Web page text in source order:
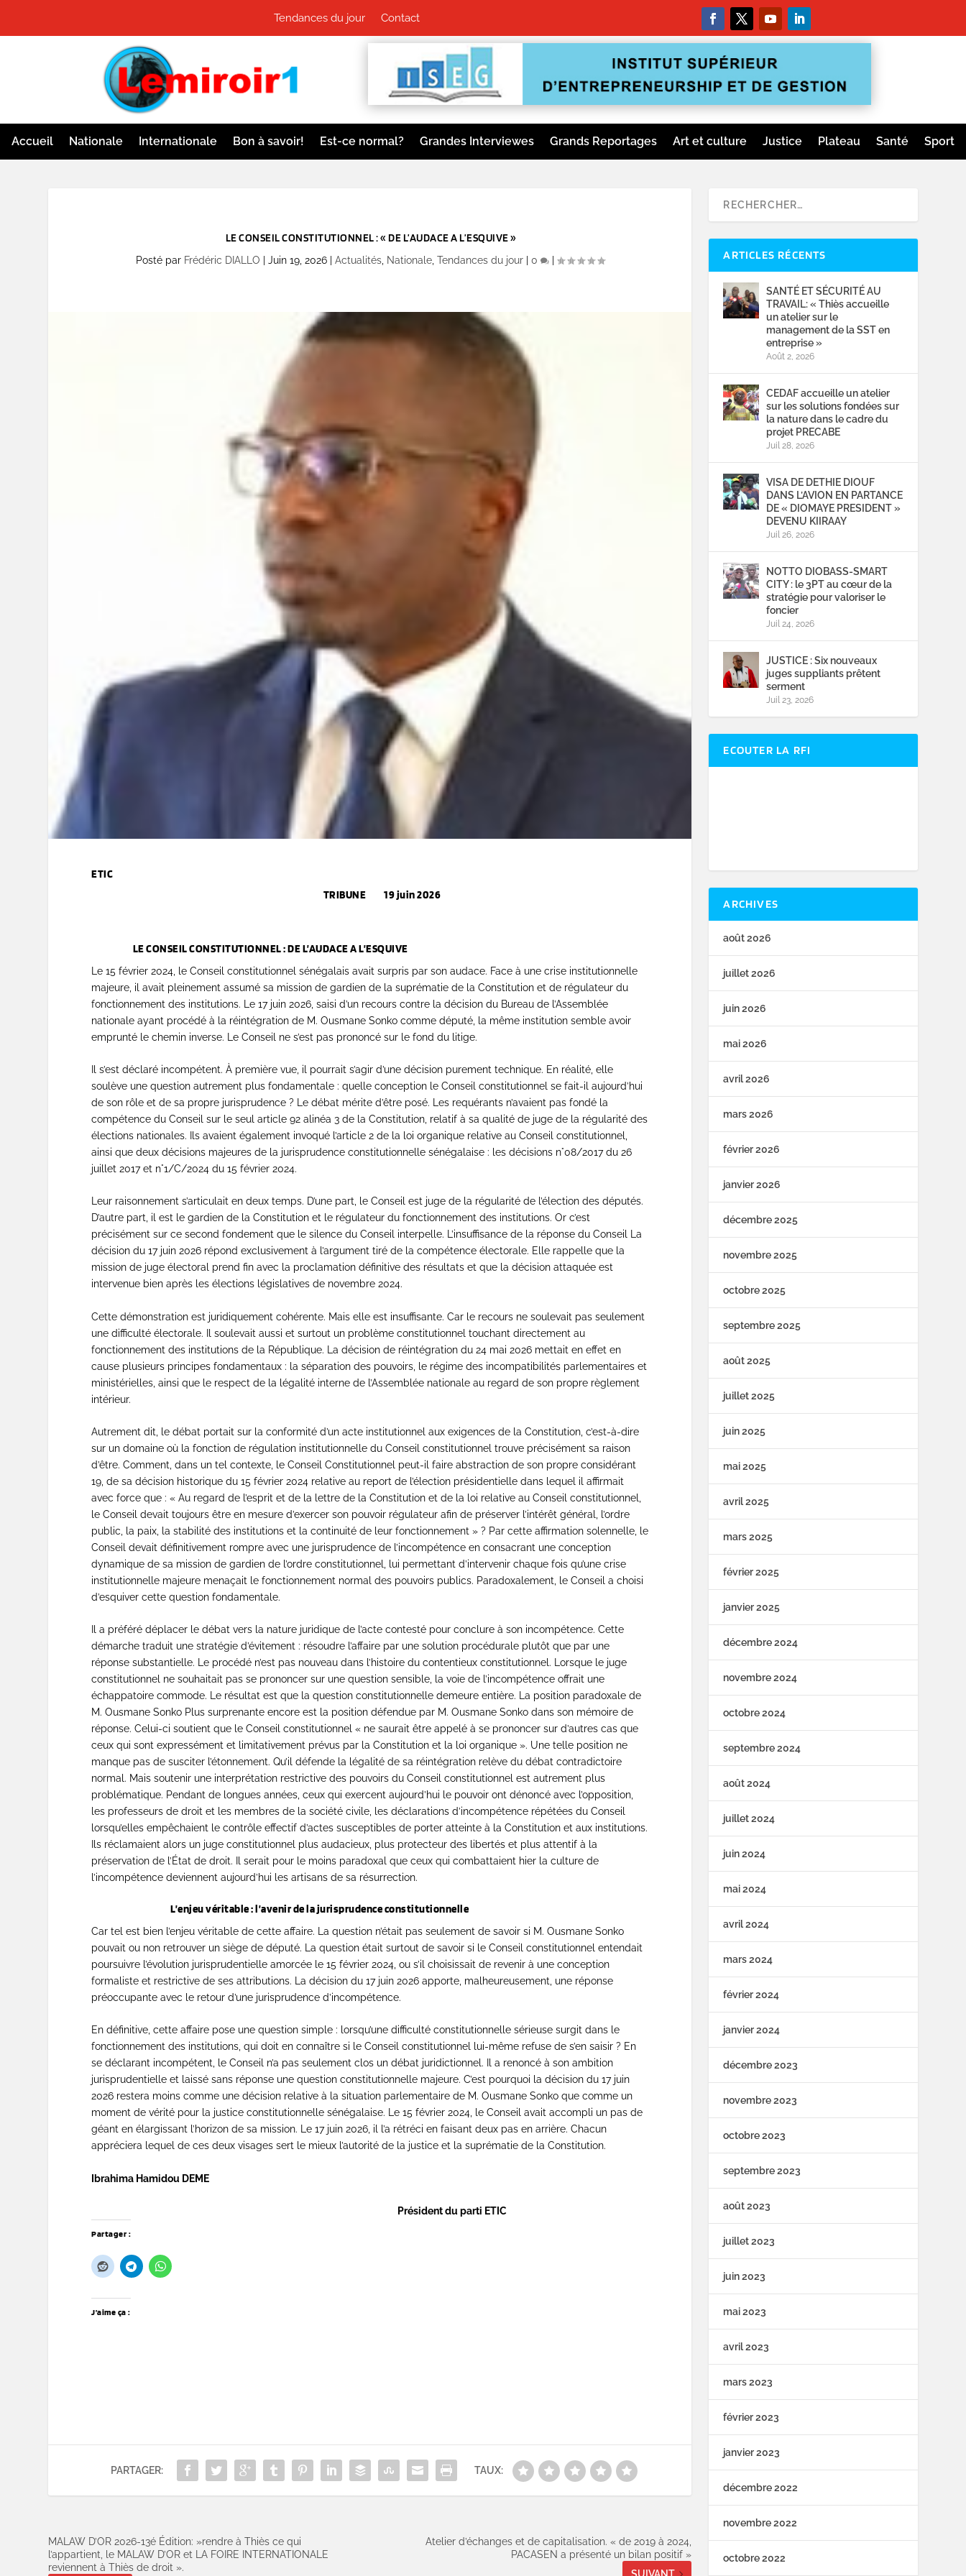
Tendances du jour Contact
Accueil Nationale Internationale Bon à savoir! Est-ce normal? Grandes Interviewes Grands Reportages Art et culture Justice Plateau Santé Sport
LE CONSEIL CONSTITUTIONNEL : « DE L’AUDACE A L’ESQUIVE »
Posté par Frédéric DIALLO Juin 19, 2026| Actualités, Nationale, Tendances du jour| 0 |
ETIC
TRIBUNE
19 juin 2026
LE CONSEIL CONSTITUTIONNEL : DE L’AUDACE A L’ESQUIVE
Le 15 février 2024, le Conseil constitutionnel sénégalais avait surpris par son audace. Face à une crise institutionnelle
majeure, il avait pleinement assumé sa mission de gardien de la suprématie de la Constitution et de régulateur du
fonctionnement des institutions. Le 17 juin 2026, saisi d’un recours contre la décision du Bureau de l’Assemblée
nationale ayant procédé à la réintégration de M. Ousmane Sonko comme député, la même institution semble avoir
emprunté le chemin inverse. Le Conseil ne s’est pas prononcé sur le fond du litige.
Il s’est déclaré incompétent. À première vue, il pourrait s’agir d’une décision purement technique. En réalité, elle
soulève une question autrement plus fondamentale : quelle conception le Conseil constitutionnel se fait-il aujourd’hui
de son rôle et de sa propre jurisprudence ? Le débat mérite d’être posé. Les requérants n’avaient pas fondé la
compétence du Conseil sur le seul article 92 alinéa 3 de la Constitution, relatif à sa qualité de juge de la régularité des
élections nationales. Ils avaient également invoqué l’article 2 de la loi organique relative au Conseil constitutionnel,
ainsi que deux décisions majeures de la jurisprudence constitutionnelle sénégalaise : les décisions n°08/2017 du 26
juillet 2017 et n°1/C/2024 du 15 février 2024.
Leur raisonnement s’articulait en deux temps. D’une part, le Conseil est juge de la régularité de l’élection des députés.
D’autre part, il est le gardien de la Constitution et le régulateur du fonctionnement des institutions. Or c’est
précisément sur ce second fondement que le silence du Conseil interpelle. L’insuffisance de la réponse du Conseil La
décision du 17 juin 2026 répond exclusivement à l’argument tiré de la compétence électorale. Elle rappelle que la
mission de juge électoral prend fin avec la proclamation définitive des résultats et que la décision attaquée est
intervenue bien après les élections législatives de novembre 2024.
Cette démonstration est juridiquement cohérente. Mais elle est insuffisante. Car le recours ne soulevait pas seulement
une difficulté électorale. Il soulevait aussi et surtout un problème constitutionnel touchant directement au
fonctionnement des institutions de la République. La décision de réintégration du 24 mai 2026 mettait en effet en
cause plusieurs principes fondamentaux : la séparation des pouvoirs, le régime des incompatibilités parlementaires et
ministérielles, ainsi que le respect de la légalité interne de l’Assemblée nationale au regard de son propre règlement
intérieur.
Autrement dit, le débat portait sur la conformité d’un acte institutionnel aux exigences de la Constitution, c’est-à-dire
sur un domaine où la fonction de régulation institutionnelle du Conseil constitutionnel trouve précisément sa raison
d’être. Comment, dans un tel contexte, le Conseil Constitutionnel peut-il faire abstraction de son propre considérant
19, de sa décision historique du 15 février 2024 relative au report de l’élection présidentielle dans lequel il affirmait
avec force que : « Au regard de l’esprit et de la lettre de la Constitution et de la loi relative au Conseil constitutionnel,
le Conseil devait toujours être en mesure d’exercer son pouvoir régulateur afin de préserver l’intérêt général, l’ordre
public, la paix, la stabilité des institutions et la continuité de leur fonctionnement » ? Par cette affirmation solennelle, le
Conseil devait définitivement rompre avec une jurisprudence de l’incompétence en consacrant une conception
dynamique de sa mission de gardien de l’ordre constitutionnel, lui permettant d’intervenir chaque fois qu’une crise
institutionnelle majeure menaçait le fonctionnement normal des pouvoirs publics. Paradoxalement, le Conseil a choisi
d’esquiver cette question fondamentale.
Il a préféré déplacer le débat vers la nature juridique de l’acte contesté pour conclure à son incompétence. Cette
démarche traduit une stratégie d’évitement : résoudre l’affaire par une solution procédurale plutôt que par une
réponse substantielle. Le procédé n’est pas nouveau dans l’histoire du contentieux constitutionnel. Lorsque le juge
constitutionnel ne souhaitait pas se prononcer sur une question sensible, la voie de l’incompétence offrait une
échappatoire commode. Le résultat est que la question constitutionnelle demeure entière. La position paradoxale de
M. Ousmane Sonko Plus surprenante encore est la position défendue par M. Ousmane Sonko dans son mémoire de
réponse. Celui-ci soutient que le Conseil constitutionnel « ne saurait être appelé à se prononcer sur d’autres cas que
ceux qui sont expressément et limitativement prévus par la Constitution et la loi organique ». Une telle position ne
manque pas de susciter l’étonnement. Qu’il défende la légalité de sa réintégration relève du débat contradictoire
normal. Mais soutenir une interprétation restrictive des pouvoirs du Conseil constitutionnel est autrement plus
problématique. Pendant de longues années, ceux qui exercent aujourd’hui le pouvoir ont dénoncé avec l’opposition,
les professeurs de droit et les membres de la société civile, les déclarations d’incompétence répétées du Conseil
lorsqu’elles empêchaient le contrôle effectif d’actes susceptibles de porter atteinte à la Constitution et aux institutions.
Ils réclamaient alors un juge constitutionnel plus audacieux, plus protecteur des libertés et plus attentif à la
préservation de l’État de droit. Il serait pour le moins paradoxal que ceux qui combattaient hier la culture de
l’incompétence deviennent aujourd’hui les artisans de sa résurrection.
L’enjeu véritable : l’avenir de la jurisprudence constitutionnelle
Car tel est bien l’enjeu véritable de cette affaire. La question n’était pas seulement de savoir si M. Ousmane Sonko
pouvait ou non retrouver un siège de député. La question était surtout de savoir si le Conseil constitutionnel entendait
poursuivre l’évolution jurisprudentielle amorcée le 15 février 2024, ou s’il choisissait de revenir à une conception
formaliste et restrictive de ses attributions. La décision du 17 juin 2026 apporte, malheureusement, une réponse
préoccupante avec le retour d’une jurisprudence d’incompétence.
En définitive, cette affaire pose une question simple : lorsqu’une difficulté constitutionnelle sérieuse surgit dans le
fonctionnement des institutions, qui doit en connaître si le Conseil constitutionnel lui-même refuse de s’en saisir ? En
se déclarant incompétent, le Conseil n’a pas seulement clos un débat juridictionnel. Il a renoncé à son ambition
jurisprudentielle et laissé sans réponse une question constitutionnelle majeure. C’est pourquoi la décision du 17 juin
2026 restera moins comme une décision relative à la situation parlementaire de M. Ousmane Sonko que comme un
moment de vérité pour la justice constitutionnelle sénégalaise. Le 15 février 2024, le Conseil avait accompli un pas de
géant en élargissant l’horizon de sa mission. Le 17 juin 2026, il l’a rétréci en faisant deux pas en arrière. Chacun
appréciera lequel de ces deux visages sert le mieux l’autorité de la justice et la suprématie de la Constitution.
Ibrahima Hamidou DEME
Président du parti ETIC
Partager :
J’aime ça :
PARTAGER: TAUX:
MALAW D’OR 2026-13é Édition: »rendre à Thiès ce qui
l’appartient, le MALAW D’OR et LA FOIRE INTERNATIONALE
reviennent à Thiès de droit ».
Atelier d’échanges et de capitalisation. « de 2019 à 2024,
PACASEN a présenté un bilan positif »
ARTICLES RÉCENTS
SANTÉ ET SÉCURITÉ AU
TRAVAIL: « Thiès accueille
un atelier sur le
management de la SST en
entreprise »
Août 2, 2026
CEDAF accueille un atelier
sur les solutions fondées sur
la nature dans le cadre du
projet PRECABE
Juil 28, 2026
VISA DE DETHIE DIOUF
DANS L’AVION EN PARTANCE
DE « DIOMAYE PRESIDENT »
DEVENU KIIRAAY
Juil 26, 2026
NOTTO DIOBASS-SMART
CITY : le 3PT au cœur de la
stratégie pour valoriser le
foncier
Juil 24, 2026
JUSTICE : Six nouveaux
juges suppliants prêtent
serment
Juil 23, 2026
ECOUTER LA RFI
ARCHIVES
août 2026
juillet 2026
juin 2026
mai 2026
avril 2026
mars 2026
février 2026
janvier 2026
décembre 2025
novembre 2025
octobre 2025
septembre 2025
août 2025
juillet 2025
juin 2025
mai 2025
avril 2025
mars 2025
février 2025
janvier 2025
décembre 2024
novembre 2024
octobre 2024
septembre 2024
août 2024
juillet 2024
juin 2024
mai 2024
avril 2024
mars 2024
février 2024
janvier 2024
décembre 2023
novembre 2023
octobre 2023
septembre 2023
août 2023
juillet 2023
juin 2023
mai 2023
avril 2023
mars 2023
février 2023
janvier 2023
décembre 2022
novembre 2022
octobre 2022